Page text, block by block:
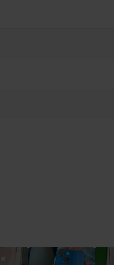
sa se pot deteriora dacă
să ascultați muzică în căști